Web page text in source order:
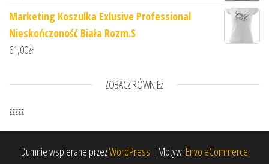
Marketing Koszulka Exlusive Professional
Nieskończoność Biała Rozm.S
61,00zł
ZOBACZ RÓWNIEŻ
zzzzz
Dumnie wspierane przezWordPress | Motyw: Envo eCommerce